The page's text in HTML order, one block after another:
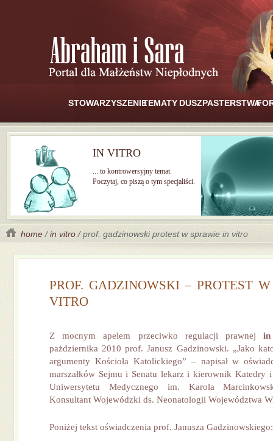
STOWARZYSZENIETEMATY DUSZPASTERSTWA
IN VITRO
... to kontrowersyjny temat.
Poczytaj, co piszą o tym specjaliści.
home /in vitro / prof. gadzinowski protest w sprawie in vitro
PROF. GADZINOWSKI – PROTEST
VITRO
Z mocnym apelem przeciwko regulacji prawnejin
pażdziernika 2010 prof. Janusz Gadzinowski. „Jako
argumenty Kościoła Katolickiego” – napisał w
marszałków Sejmu i Senatu lekarz i kierownik
Uniwersytetu Medycznego im. Karola
Konsultant Wojewódzki ds. Neonatologii Województwa
Poniżej tekst oświadczenia prof. Janusza Gadzinowskiego: